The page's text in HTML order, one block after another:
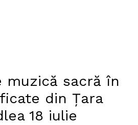
muzică sacră în
din Țara
18 iulie